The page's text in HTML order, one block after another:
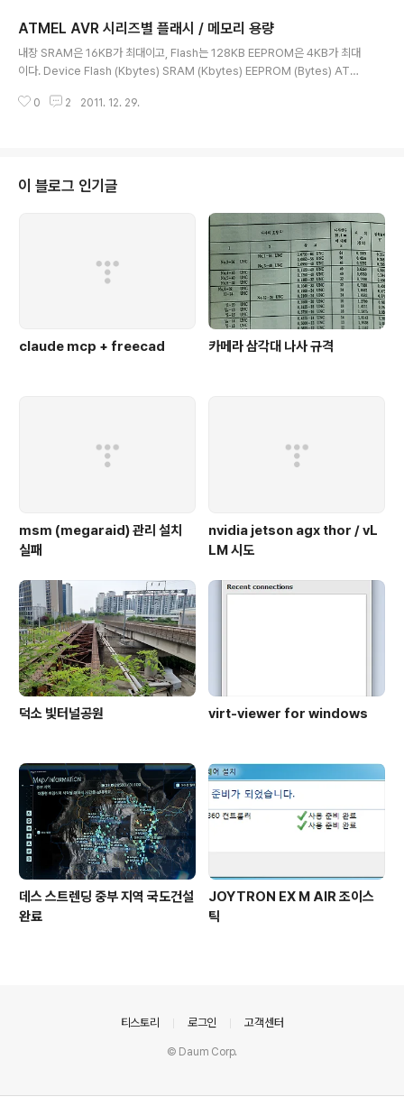
not known, so original mkII is the only choice at t
his time..... [링크 : http://www.edaboard.com/thre
ad95651.html] JTAG도 ATmega용은 대부분 AT90,
ATMEL AVR 시리즈별 플래시 / 메모리 용량
내장 SRAM은 16KB가 최대이고, Flash는 128KB EEPROM은 4KB가 최대
이다. Device Flash (Kbytes) SRAM (Kbytes) EEPROM (Bytes) ATm
mega16 16 1 512 ATmega32 32 2 1024 ATmega64 64 4 2048 AT
64 4 2048 A..
0 2 2011. 12. 29.
이 블로그 인기글
claude mcp + freecad 카메라 삼각대 나사 규격
msm (megaraid) 관리 설치
실패
nvidia jetson agx thor / vL
LM 시도
덕소 빛터널공원 virt-viewer for windows
데스 스트렌딩 중부 지역 국도건설
완료
JOYTRON EX M AIR 조이스
틱
티스토리 로그인 고객센터
© Daum Corp.